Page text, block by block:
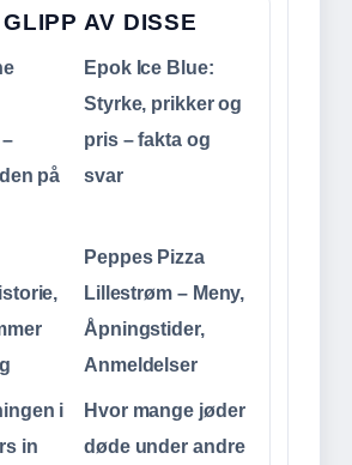
AV DISSE
på
Epok Ice Blue:
Styrke, prikker og
pris – fakta og
svar
Peppes Pizza
Lillestrøm – Meny,
Åpningstider,
Anmeldelser
i
in
Hvor mange jøder
døde under andre